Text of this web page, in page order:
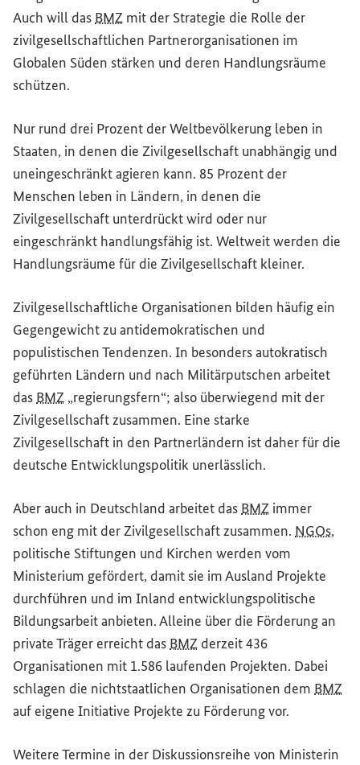
Auch will das BMZ mit der Strategie die Rolle der
zivilgesellschaftlichen Partnerorganisationen im
Globalen Süden stärken und deren Handlungsräume
schützen.
Nur rund drei Prozent der Weltbevölkerung leben in
Staaten, in denen die Zivilgesellschaft unabhängig und
uneingeschränkt agieren kann. 85 Prozent der
Menschen leben in Ländern, in denen die
Zivilgesellschaft unterdrückt wird oder nur
eingeschränkt handlungsfähig ist. Weltweit werden die
Handlungsräume für die Zivilgesellschaft kleiner.
Zivilgesellschaftliche Organisationen bilden häufig ein
Gegengewicht zu antidemokratischen und
populistischen Tendenzen. In besonders autokratisch
geführten Ländern und nach Militärputschen arbeitet
das BMZ „regierungsfern“; also überwiegend mit der
Zivilgesellschaft zusammen. Eine starke
Zivilgesellschaft in den Partnerländern ist daher für die
deutsche Entwicklungspolitik unerlässlich.
Aber auch in Deutschland arbeitet das BMZ immer
schon eng mit der Zivilgesellschaft zusammen. NGOs,
politische Stiftungen und Kirchen werden vom
Ministerium gefördert, damit sie im Ausland Projekte
durchführen und im Inland entwicklungspolitische
Bildungsarbeit anbieten. Alleine über die Förderung an
private Träger erreicht das BMZ derzeit 436
Organisationen mit 1.586 laufenden Projekten. Dabei
schlagen die nichtstaatlichen Organisationen dem BMZ
auf eigene Initiative Projekte zu Förderung vor.
Weitere Termine in der Diskussionsreihe von Ministerin